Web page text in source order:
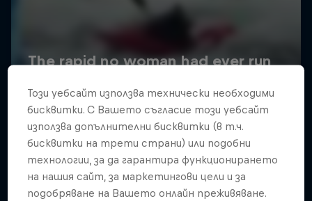
Този уебсайт използва технически необходими
бисквитки. С Вашето съгласие този уебсайт
използва допълнителни бисквитки (в т.ч.
бисквитки на трети страни) или подобни
технологии, за да гарантира функционирането
на нашия сайт, за маркетингови цели и за
подобряване на Вашето онлайн преживяване.